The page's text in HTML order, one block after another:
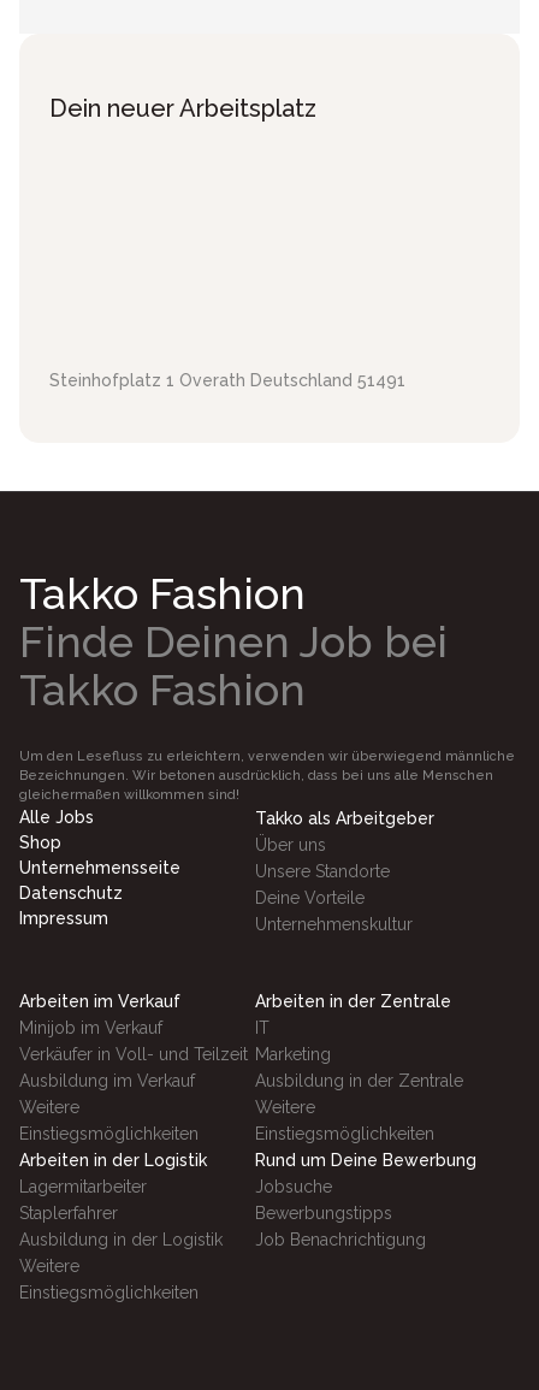
Dein neuer Arbeitsplatz
Steinhofplatz 1 Overath Deutschland 51491
Takko Fashion
Finde Deinen Job bei
Takko Fashion
Um den Lesefluss zu erleichtern, verwenden wir überwiegend männliche
Bezeichnungen. Wir betonen ausdrücklich, dass bei uns alle Menschen
gleichermaßen willkommen sind!
Alle Jobs
Shop
Unternehmensseite
Datenschutz
Impressum
Takko als Arbeitgeber
Über uns
Unsere Standorte
Deine Vorteile
Unternehmenskultur
Arbeiten im Verkauf
Minijob im Verkauf
Verkäufer in Voll- und Teilzeit
Ausbildung im Verkauf
Weitere
Einstiegsmöglichkeiten
Arbeiten in der Zentrale
IT
Marketing
Ausbildung in der Zentrale
Weitere
Einstiegsmöglichkeiten
Arbeiten in der Logistik
Lagermitarbeiter
Staplerfahrer
Ausbildung in der Logistik
Weitere
Einstiegsmöglichkeiten
Rund um Deine Bewerbung
Jobsuche
Bewerbungstipps
Job Benachrichtigung